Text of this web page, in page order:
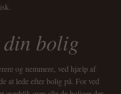
bolig
og nemmere, ved hjælp af
at lede efter bolig på. For ved